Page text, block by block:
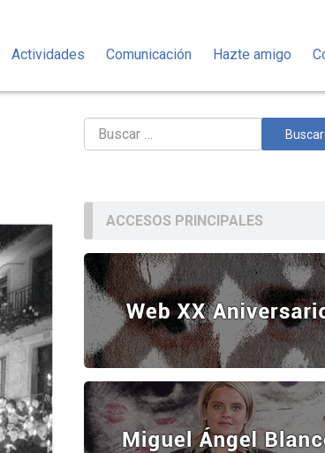
Actividades Comunicación Hazte amigo
Buscar:
ACCESOS PRINCIPALES